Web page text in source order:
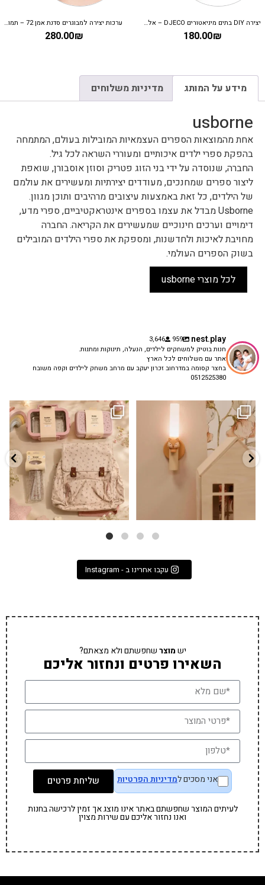
יצירה DIY בתים מיניאטורים DJECO – אלבה
180.00₪
ערכות יצירה למבוגרים סדנת אמן 72 – תמונת פסיפס
280.00₪
מידע על המותג מדיניות משלוחים
usborne
אחת מהמוצאות הספרים העצמאיות המובילות בעולם, המתמחה
בהפקת ספרי ילדים איכותיים ומעוררי השראה לכל גיל.
החברה, שנוסדה על ידי בני הזוג פטריק וסוזן אוסבורן, שואפת
ליצור ספרים שמחנכים, מעודדים יצירתיות ומעשירים את עולמם
של הילדים, כל זאת באמצעות עיצובים מרהיבים ותוכן מגוון.
Usborne מבדל את עצמו בספרים אינטראקטיביים, ספרי מדע,
דימויים וערכים חינוכיים שמעשירים את הקריאה. החברה
מחויבת לאיכות ולחדשנות, ומספקת את ספרי הילדים המובילים
בשוק הספרים העולמי.
לכל מוצרי usborne
nest.play
959
3,646
חנות בוטיק למשחקים לילדים, הנעלה, תינוקות ומתנות.
אתר עם משלוחים לכל הארץ
בחצר קסומה במדרחוב זכרון יעקב עם מרחב משחק לילדים וקפה משובח
0512525380
✨ חוזרים למסגרת בסטייל! ✨
הקולקציה החדשה...
9 4
גם פריט עיצובי לחדר, גם מנורת לילה
...
3 0
עקבו אחרינו ב - Instagram
ישמוצרשחפשתם ולא מצאתם?
השאירו פרטים ונחזור אליכם
אני מסכים למדיניות הפרטיות שליחת פרטים
לעיתים המוצר שחפשתם באתר אינו מוצג אך זמין לרכישה בחנות
ואנו נחזור אליכם עם שירות מצוין